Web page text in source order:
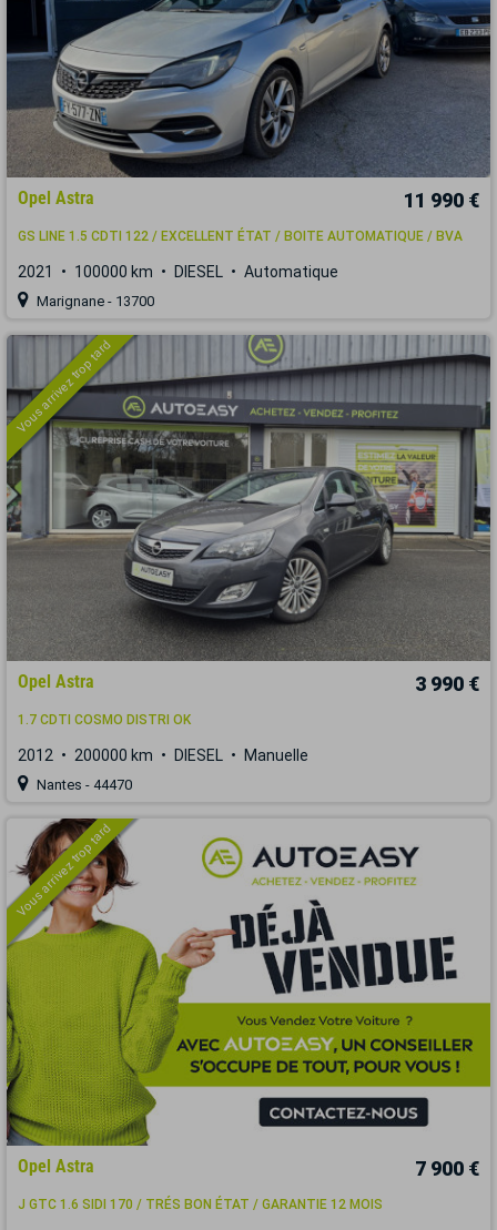
Opel Astra 11 990 €
GS LINE 1.5 CDTI 122 / EXCELLENT ÉTAT / BOITE AUTOMATIQUE / BVA
2021 100000 km DIESEL Automatique
Marignane - 13700
Vous arrivez trop tard
Opel Astra 3 990 €
1.7 CDTI COSMO DISTRI OK
2012 200000 km DIESEL Manuelle
Nantes - 44470
Vous arrivez trop tard
Opel Astra 7 900 €
J GTC 1.6 SIDI 170 / TRÉS BON ÉTAT / GARANTIE 12 MOIS